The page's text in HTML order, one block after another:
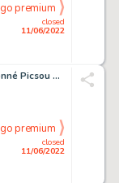
closed
11/06/2022
go premium
PROJET DE COUVERTURE crayonné Picsou Magazine n°43...
closed
11/06/2022
go premium